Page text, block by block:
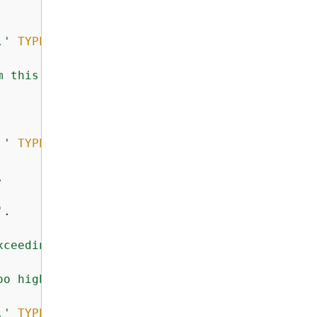
TYPE
AWS KMS action.'
' TYPE
.
the request quotas.'
high, or the requested data is too large
TYPE